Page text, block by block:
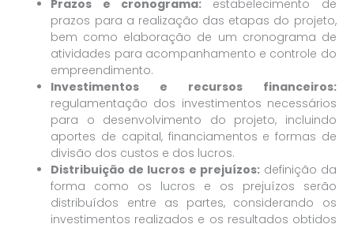
Prazos e cronograma: estabelecimento de
prazos para a realização das etapas do projeto,
bem como elaboração de um cronograma de
atividades para acompanhamento e controle do
empreendimento.
Investimentos e recursos financeiros:
regulamentação dos investimentos necessários
para o desenvolvimento do projeto, incluindo
aportes de capital, financiamentos e formas de
divisão dos custos e dos lucros.
Distribuição de lucros e prejuízos:definição da
forma como os lucros e os prejuízos serão
distribuídos entre as partes, considerando os
investimentos realizados e os resultados obtidos